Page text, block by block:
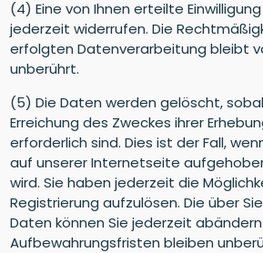
(4) Eine von Ihnen erteilte
jederzeit widerrufen. Die
erfolgten Datenverarbeitung bleibt
unberührt.
(5) Die Daten werden gelöscht,
Erreichung des Zweckes ihrer
erforderlich sind. Dies ist der Fall,
auf unserer Internetseite
wird. Sie haben jederzeit die
Registrierung aufzulösen. Die über
Daten können Sie jederzeit
Aufbewahrungsfristen bleiben